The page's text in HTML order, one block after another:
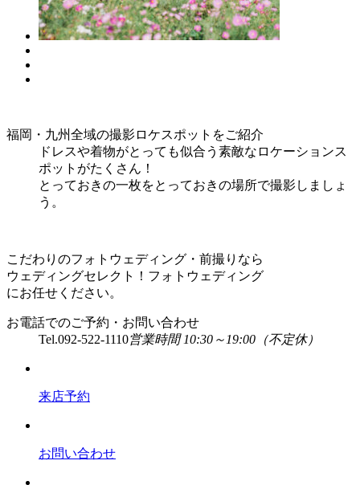
福岡・九州全域の撮影ロケスポットをご紹介
ドレスや着物がとっても似合う素敵なロケーションス
ポットがたくさん！
とっておきの一枚をとっておきの場所で撮影しましょ
う。
こだわりのフォトウェディング・前撮りなら
ウェディングセレクト！フォトウェディング
にお任せください。
お電話でのご予約・お問い合わせ
Tel.092-522-1110営業時間 10:30～19:00（不定休）
来店予約
お問い合わせ